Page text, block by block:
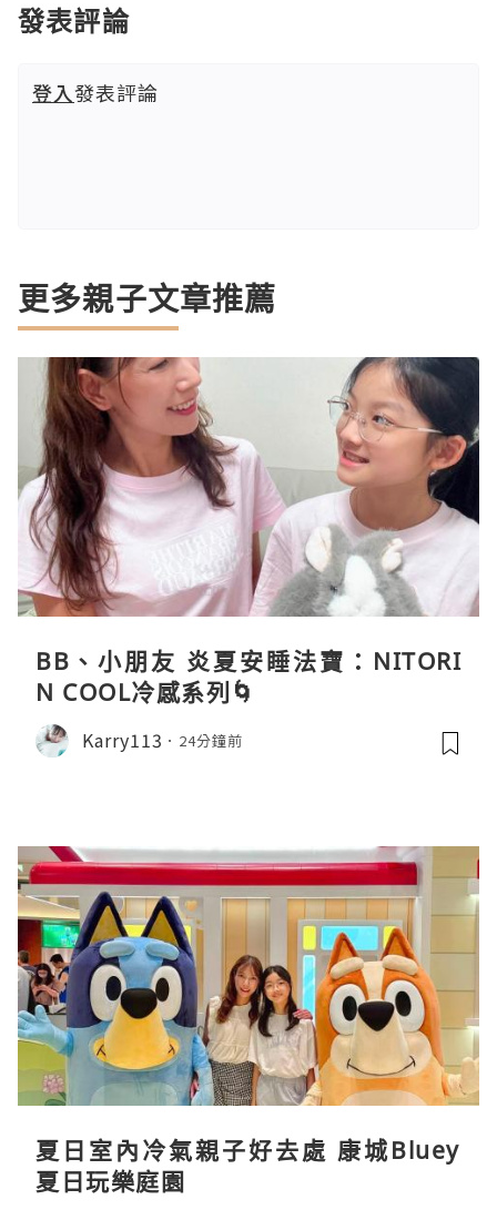
發表評論
登入發表評論
更多親子文章推薦
BB、小朋友 炎夏安睡法寶：NITORI
N COOL冷感系列🌀
Karry113 24分鐘前
夏日室內冷氣親子好去處 康城Bluey
夏日玩樂庭園